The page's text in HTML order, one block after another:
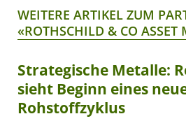
WEITERE ARTIKEL ZUM
«ROTHSCHILD & CO ASSET
Strategische Metalle:
sieht Beginn eines
Rohstoffzyklus